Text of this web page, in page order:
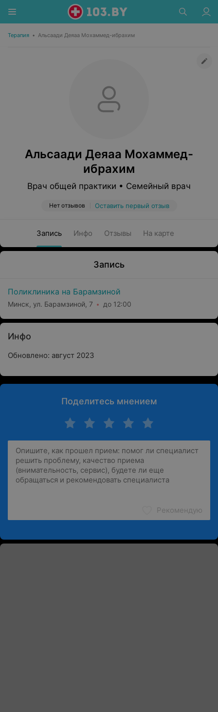
Терапия • Альсаади Деяаа Мохаммед-ибрахим
Альсаади Деяаа Мохаммед-
ибрахим
Врач общей практики • Семейный врач
Нет отзывов Оставить первый отзыв
Запись Инфо Отзывы На карте
Запись
Поликлиника на Барамзиной
Минск, ул. Барамзиной, 7 до 12:00
Инфо
Обновлено: август 2023
Поделитесь мнением
Рекомендую